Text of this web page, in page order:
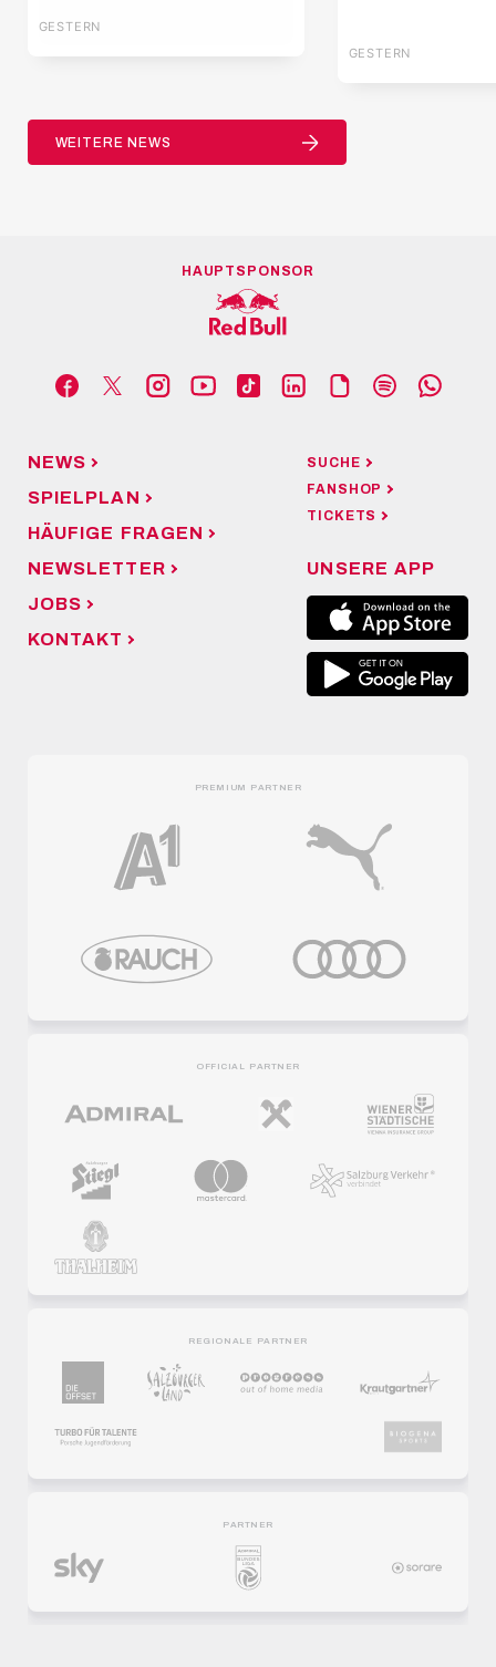
GESTERN
GESTERN
WEITERE NEWS
HAUPTSPONSOR
NEWS
SPIELPLAN
HÄUFIGE FRAGEN
NEWSLETTER
JOBS
KONTAKT
SUCHE
FANSHOP
TICKETS
UNSERE APP
PREMIUM PARTNER
OFFICIAL PARTNER
REGIONALE PARTNER
PARTNER